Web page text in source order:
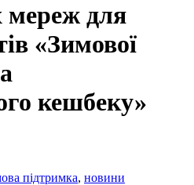
мереж для
«Зимової
кешбеку»
підтримка, новини